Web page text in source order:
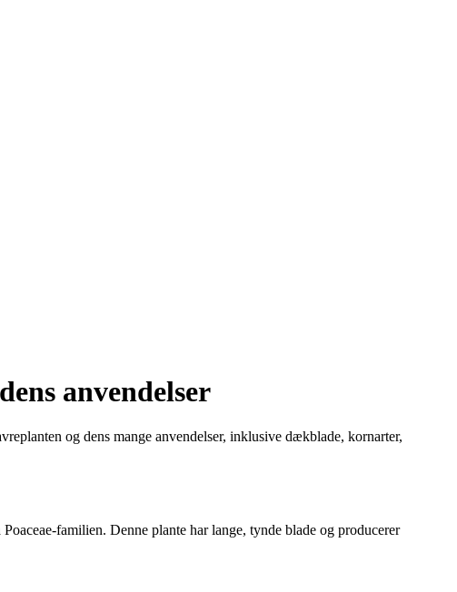
anvendelser
og dens mange anvendelser, inklusive dækblade, kornarter,
familien. Denne plante har lange, tynde blade og producerer